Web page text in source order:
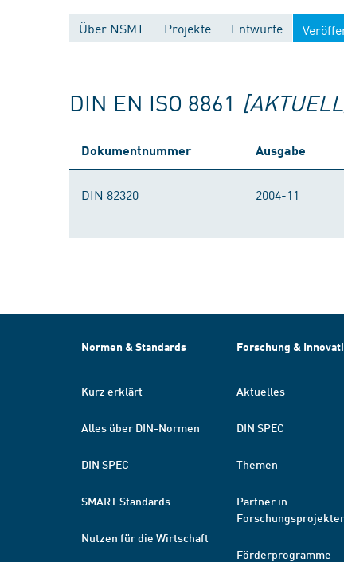
Über NSMT Projekte Entwürfe
DIN EN ISO 8861
Dokumentnummer Ausgabe
DIN 82320 2004-11
Normen & Standards
Kurz erklärt
Alles über DIN-Normen
DIN SPEC
SMART Standards
Nutzen für die Wirtschaft
Forschung &
Aktuelles
DIN SPEC
Themen
Partner in
Förderprogramme